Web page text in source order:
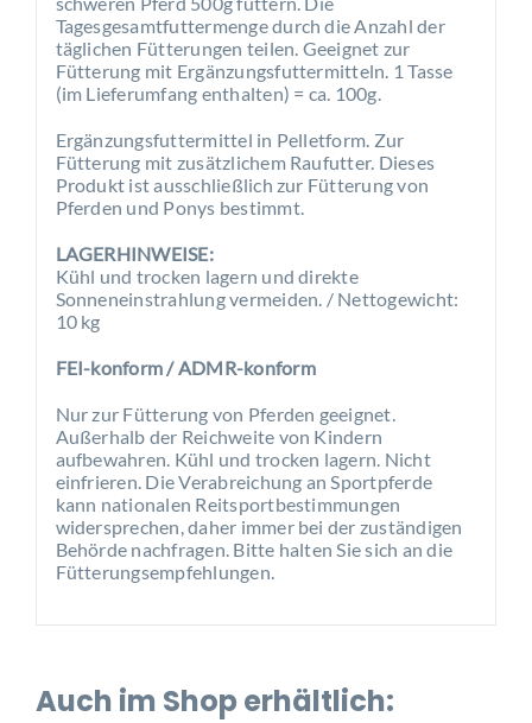
Tagesgesamtfuttermenge durch die Anzahl der
täglichen Fütterungen teilen. Geeignet zur
Fütterung mit Ergänzungsfuttermitteln. 1 Tasse
(im Lieferumfang enthalten) = ca. 100g.
Ergänzungsfuttermittel in Pelletform. Zur
Fütterung mit zusätzlichem Raufutter. Dieses
Produkt ist ausschließlich zur Fütterung von
Pferden und Ponys bestimmt.
LAGERHINWEISE:
Kühl und trocken lagern und direkte
Sonneneinstrahlung vermeiden. / Nettogewicht:
10 kg
FEI-konform / ADMR-konform
Nur zur Fütterung von Pferden geeignet.
Außerhalb der Reichweite von Kindern
aufbewahren. Kühl und trocken lagern. Nicht
einfrieren. Die Verabreichung an Sportpferde
kann nationalen Reitsportbestimmungen
widersprechen, daher immer bei der zuständigen
Behörde nachfragen. Bitte halten Sie sich an die
Fütterungsempfehlungen.
Auch im Shop erhältlich: